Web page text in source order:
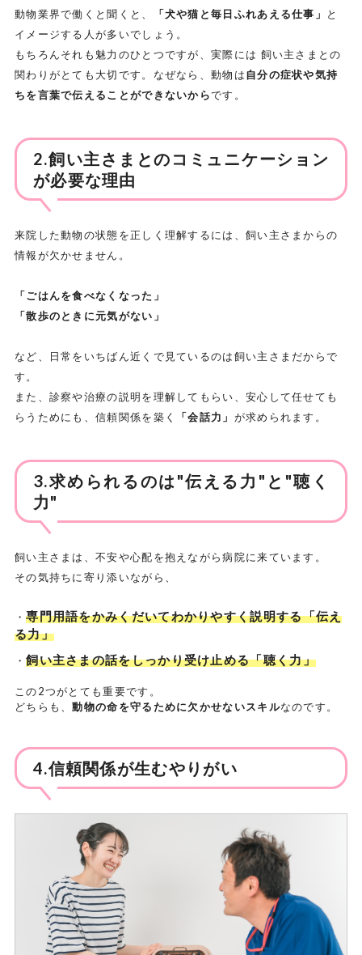
動物業界で働くと聞くと、 「犬や猫と毎日ふれあえる仕事」
と
イメージする人が多いでしょう。
もちろんそれも魅力のひとつですが、実際には 飼い主さまとの
関わりがとても大切です。なぜなら、動物は自分の症状や気持
ちを言葉で伝えることができないからです。
2.飼い主さまとのコミュニケーション
が必要な理由
来院した動物の状態を正しく理解するには、飼い主さまからの
情報が欠かせません。
「ごはんを食べなくなった」
「散歩のときに元気がない」
など、日常をいちばん近くで見ているのは飼い主さまだからで
す。
また、診察や治療の説明を理解してもらい、安心して任せても
らうためにも、信頼関係を築く
「会話力」 が求められます。
3.求められるのは"伝える力"と"聴く
力"
飼い主さまは、不安や心配を抱えながら病院に来ています。
その気持ちに寄り添いながら、
・専門用語をかみくだいてわかりやすく説明する「伝え
る力」
・飼い主さまの話をしっかり受け止める「聴く力」
この2つがとても重要です。
どちらも、動物の命を守るために欠かせないスキルなのです。
4.信頼関係が生むやりがい